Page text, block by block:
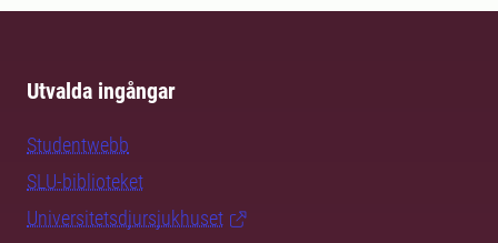
Utvalda ingångar
Studentwebb
SLU-biblioteket
Universitetsdjursjukhuset